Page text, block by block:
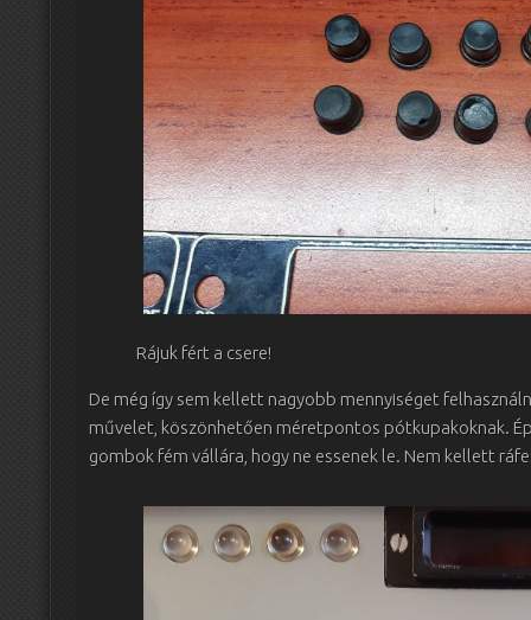
Rájuk fért a csere!
De még így sem kellett nagyobb mennyiséget
művelet, köszönhetően méretpontos pótkupakoknak.
gombok fém vállára, hogy ne essenek le. Nem kellett